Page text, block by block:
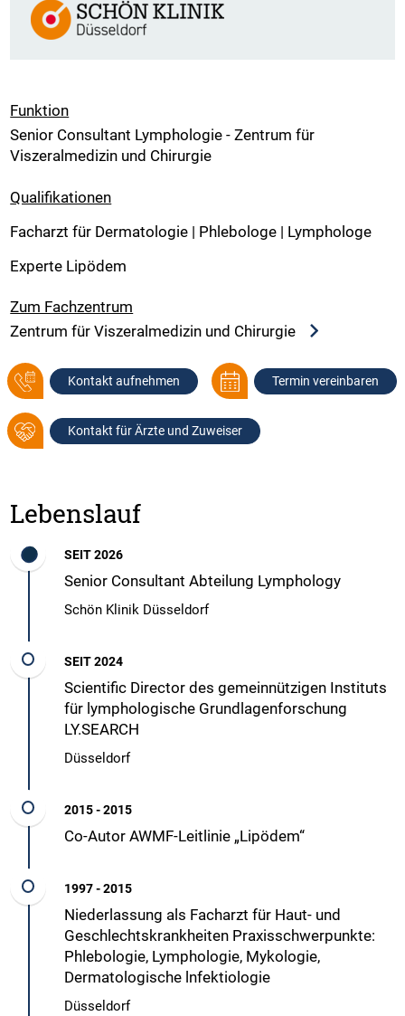
Funktion
Senior Consultant Lymphologie - Zentrum für
Viszeralmedizin und Chirurgie
Qualifikationen
Facharzt für Dermatologie | Phlebologe | Lymphologe
Experte Lipödem
Zum Fachzentrum
Zentrum für Viszeralmedizin und Chirurgie
Kontakt aufnehmen Termin vereinbaren
Kontakt für Ärzte und Zuweiser
Lebenslauf
SEIT 2026
Senior Consultant Abteilung Lymphology
Schön Klinik Düsseldorf
SEIT 2024
Scientific Director des gemeinnützigen Instituts
für lymphologische Grundlagenforschung
LY.SEARCH
Düsseldorf
2015 - 2015
Co-Autor AWMF-Leitlinie „Lipödem“
1997 - 2015
Niederlassung als Facharzt für Haut- und
Geschlechtskrankheiten Praxisschwerpunkte:
Phlebologie, Lymphologie, Mykologie,
Dermatologische lnfektiologie
Düsseldorf